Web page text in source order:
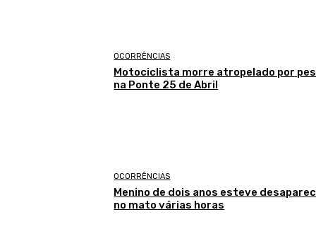
OCORRÊNCIAS
Motociclista morre atropelado por
na Ponte 25 de Abril
OCORRÊNCIAS
Menino de dois anos esteve
no mato várias horas